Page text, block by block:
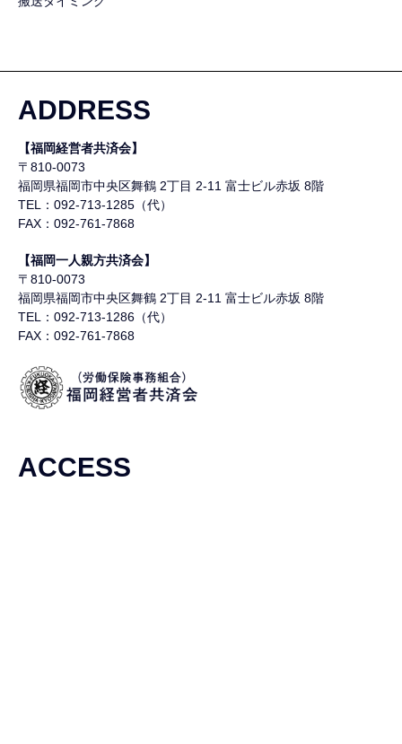
ADDRESS
【福岡経営者共済会】
〒810-0073
福岡県福岡市中央区舞鶴 2丁目 2-11 富士ビル赤坂 8階
TEL：092-713-1285（代）
FAX：092-761-7868
【福岡一人親方共済会】
〒810-0073
福岡県福岡市中央区舞鶴 2丁目 2-11 富士ビル赤坂 8階
TEL：092-713-1286（代）
FAX：092-761-7868
ACCESS